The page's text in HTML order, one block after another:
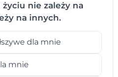
nie zależy na
na innych.
dla mnie
mnie